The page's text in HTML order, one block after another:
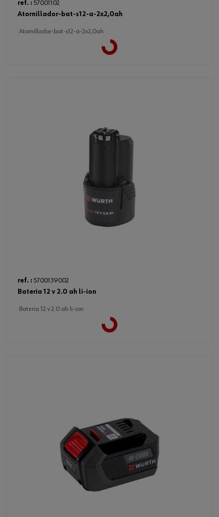
ref. : 57001102
atornillador-bat-s12-a-2x2,0ah
atornillador-bat-s12-a-2x2,0ah
Loading...
ref. : 5700139002
bateria 12 v 2.0 ah li-ion
bateria 12 v 2.0 ah li-ion
Loading...